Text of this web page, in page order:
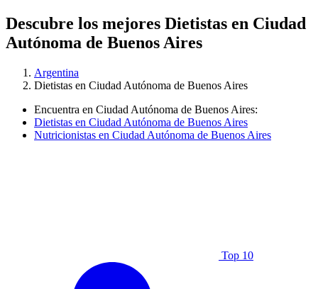
Descubre los mejores Dietistas en Ciudad
Autónoma de Buenos Aires
Argentina
Dietistas en Ciudad Autónoma de Buenos Aires
Encuentra en Ciudad Autónoma de Buenos Aires:
Dietistas en Ciudad Autónoma de Buenos Aires
Nutricionistas en Ciudad Autónoma de Buenos Aires
Top 10